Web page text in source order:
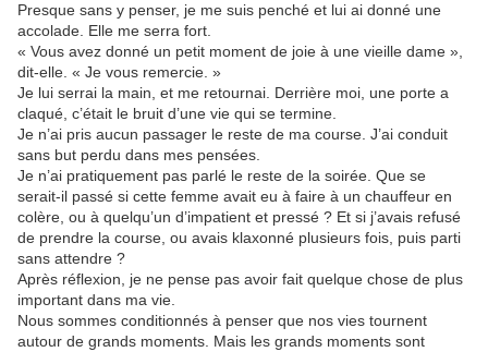
Presque sans y penser, je me suis penché et lui ai donné une
accolade. Elle me serra fort.
« Vous avez donné un petit moment de joie à une vieille dame »,
dit-elle. « Je vous remercie. »
Je lui serrai la main, et me retournai. Derrière moi, une porte a
claqué, c’était le bruit d’une vie qui se termine.
Je n’ai pris aucun passager le reste de ma course. J’ai conduit
sans but perdu dans mes pensées.
Je n’ai pratiquement pas parlé le reste de la soirée. Que se
serait-il passé si cette femme avait eu à faire à un chauffeur en
colère, ou à quelqu’un d’impatient et pressé ? Et si j’avais refusé
de prendre la course, ou avais klaxonné plusieurs fois, puis parti
sans attendre ?
Après réflexion, je ne pense pas avoir fait quelque chose de plus
important dans ma vie.
Nous sommes conditionnés à penser que nos vies tournent
autour de grands moments. Mais les grands moments sont